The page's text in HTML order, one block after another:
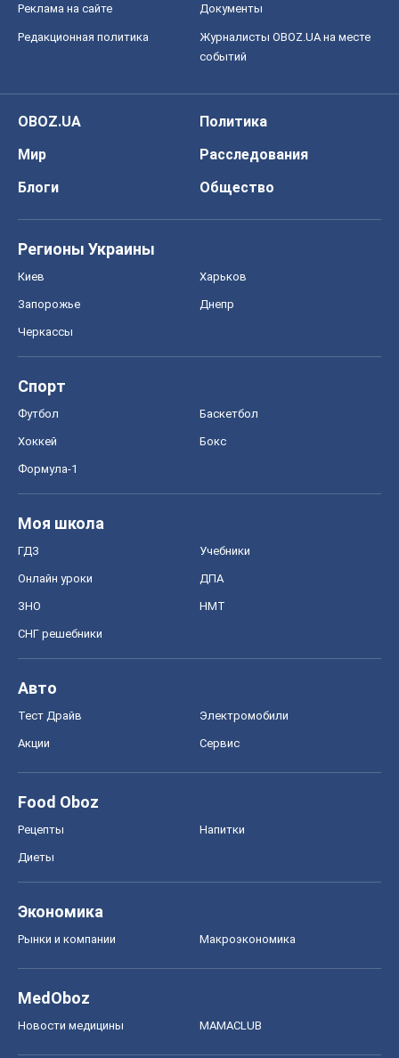
Реклама на сайте Документы
Редакционная политика
Журналисты OBOZ.UA на месте
событий
OBOZ.UA
Политика
Мир
Расследования
Блоги
Общество
Регионы Украины
Киев Харьков
Запорожье Днепр
Черкассы
Спорт
Футбол Баскетбол
Хоккей Бокс
Формула-1
Моя школа
ГДЗ Учебники
Онлайн уроки ДПА
ЗНО НМТ
СНГ решебники
Авто
Тест Драйв Электромобили
Акции Сервис
Food Oboz
Рецепты Напитки
Диеты
Экономика
Рынки и компании Mакроэкономика
MedOboz
Новости медицины MAMACLUB